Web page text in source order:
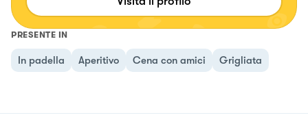
PRESENTE IN
In padella Aperitivo Cena con amici Grigliata